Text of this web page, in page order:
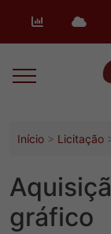
conteúdo
Início Licitação
gráfico